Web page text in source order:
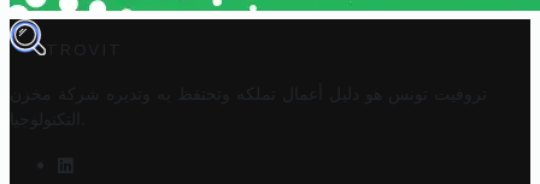
TROVIT
تروفيت تونس هو دليل أعمال تملكه وتحتفظ به وتديره
شركة مخزن
التكنولوجيا